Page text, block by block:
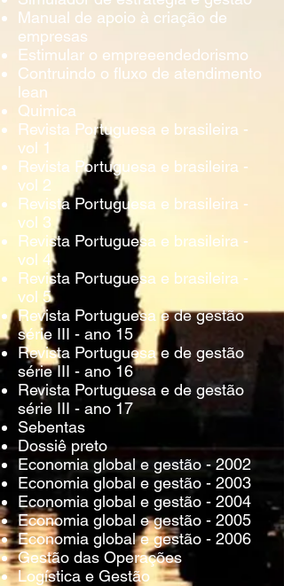
Manual de apoio à criação de
empresas
Estimular o empreeendedorismo
Contruindo o fluxo de atendimento
lean
Quimica
Revista Portuguesa e brasileira -
vol 1
Revista Portuguesa e brasileira -
vol 2
Revista Portuguesa e brasileira -
vol 3
Revista Portuguesa e brasileira -
vol 4
Revista Portuguesa e brasileira -
vol 5
Revista Portuguesa e de gestão
série III - ano 15
Revista Portuguesa e de gestão
série III - ano 16
Revista Portuguesa e de gestão
série III - ano 17
Sebentas
Dossiê preto
Economia global e gestão - 2002
Economia global e gestão - 2003
Economia global e gestão - 2004
Economia global e gestão - 2005
Economia global e gestão - 2006
Gestão das Operações
Logística e Gestão